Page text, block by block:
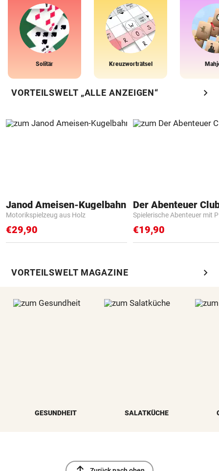
Solitär Kreuzworträtsel
VORTEILSWELT „ALLE ANZEIGEN“ chevron_right
Janod Ameisen-Kugelbahn
Motorikspielzeug aus Holz
€29,90
Der Abenteuer
Spielerische Abenteuer mit
€19,90
VORTEILSWELT MAGAZINE chevron_right
GESUNDHEIT SALATKÜCHE